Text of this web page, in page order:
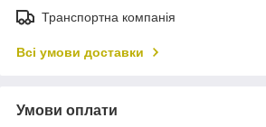
Транспортна компанія
Всі умови доставки
Умови оплати